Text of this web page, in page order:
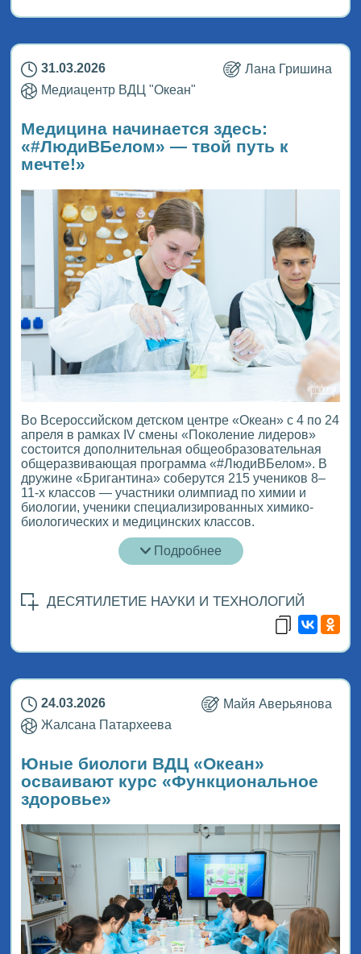
31.03.2026
Лана Гришина
Медиацентр ВДЦ "Океан"
Медицина начинается здесь:
«#ЛюдиВБелом» — твой путь к
мечте!»
Во Всероссийском детском центре «Океан» с 4 по 24
апреля в рамках IV смены «Поколение лидеров»
состоится дополнительная общеобразовательная
общеразвивающая программа «#ЛюдиВБелом». В
дружине «Бригантина» соберутся 215 учеников 8–
11-х классов — участники олимпиад по химии и
биологии, ученики специализированных химико-
биологических и медицинских классов.
Подробнее
ДЕСЯТИЛЕТИЕ НАУКИ И ТЕХНОЛОГИЙ
24.03.2026
Майя Аверьянова
Жалсана Патархеева
Юные биологи ВДЦ «Океан»
осваивают курс «Функциональное
здоровье»